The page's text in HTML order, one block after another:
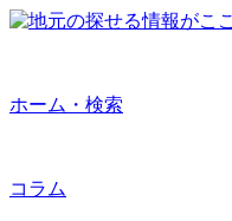
ホーム・検索
コラム